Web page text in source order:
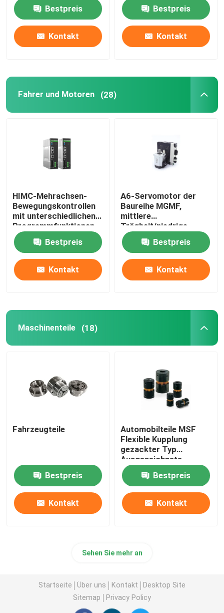
Bestpreis
Kontakt
Präzisions-
Kugelschraube und
Rollschraube.
Bestpreis
Kontakt
Fahrer und Motoren (28)
HIMC-Mehrachsen-
Bewegungskontrollen
mit unterschiedlichen
Programmfunktionen,
um die Anforderungen
industrieller
Anwendungen zu
erfüllen.
Bestpreis
Kontakt
A6-Servomotor der
Baureihe MGMF,
mittlere
Trägheit/niedrige
Drehzahl, hohes
Drehmoment,
Steckverbinder,
zuverlässiger Betrieb.
Bestpreis
Kontakt
Maschinenteile (18)
Fahrzeugteile
Bestpreis
Kontakt
Automobilteile MSF
Flexible Kupplung
gezackter Typ
Ausgezeichnete
Elastizitätswirkung
Bestpreis
Kontakt
Sehen Sie mehr an
Startseite Über uns Kontakt
Desktop Site
Sitemap
Privacy Policy